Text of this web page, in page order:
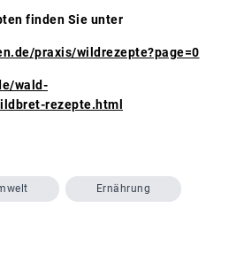
finden Sie unter
praxis/wildrezepte?page=0
wald-
rezepte.html
Ernährung